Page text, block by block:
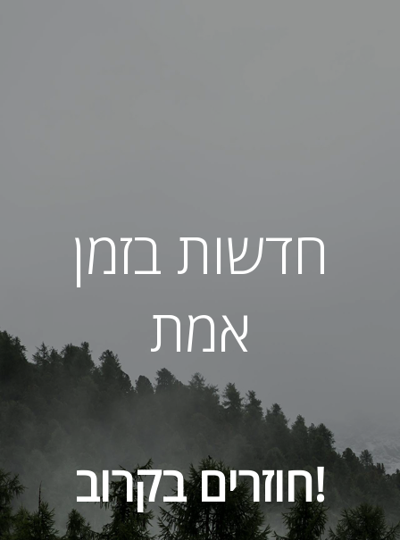
חדשות בזמן
אמת
חוזרים בקרוב!